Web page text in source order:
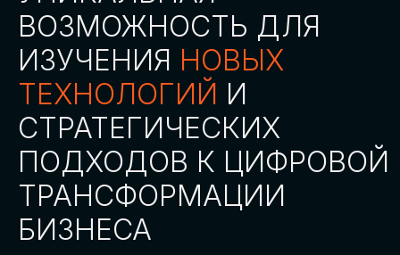
АККРЕДИТАЦИЯ
СМИ
СКАЧАТЬ ПРОГРАММУ
СТАТЬ УЧАСТНИКОМ